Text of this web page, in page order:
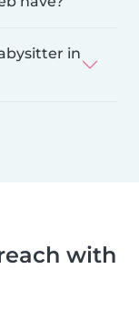
in
with